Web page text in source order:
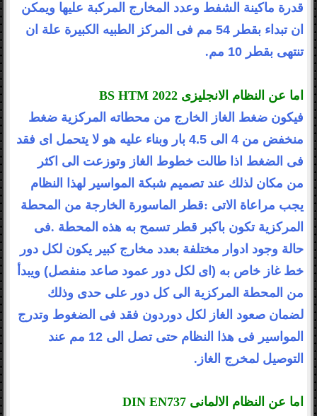
قدرة ماكينة الشفط وعدد المخارج المركبة عليها ويمكن
ان تبداء بقطر 54 مم فى المركز الطبيه الكبيرة
علة ان
تنتهى بقطر 10 مم
.
اما عن النظام الانجليزى BS HTM 2022
فيكون ضغط الغاز الخارج من محطاته المركزية ضغط
منخفض من 4 الى 4.5 بار
وبناء عليه هو لا يتحمل اى فقد
فى الضغط اذا طالت خطوط الغاز وتوزعت الى اكثر
من مكان لذلك عند تصميم شبكة المواسير لهذا النظام
يجب مراعاة الاتى :قطر الماسورة الخارجة من المحطة
المركزية تكون باكبر قطر تسمح به هذه المحطة .فى
حالة وجود ادوار مختلفة بعدد مخارج كبير يكون لكل دور
خط غاز خاص به (اى لكل دور عمود صاعد منفصل) ويبدأ
من المحطة المركزية الى كل دور على حدى وذلك
لضمان صعود الغاز لكل دور دون فقد فى الضغوط وتدرج
المواسير فى هذا النظام حتى تصل الى 12 مم عند
التوصيل لمخرج الغاز .
اما عن النظام الالمانى DIN EN737